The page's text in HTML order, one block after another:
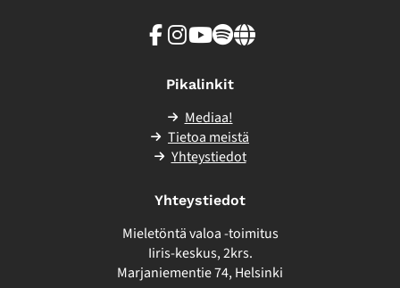
Facebook
Instagram
Youtube
SpotifyLinkki
Pikalinkit
Mediaa!
Tietoa meistä
Yhteystiedot
Yhteystiedot
Mieletöntä valoa -toimitus
Iiris-keskus, 2krs.
Marjaniementie 74, Helsinki